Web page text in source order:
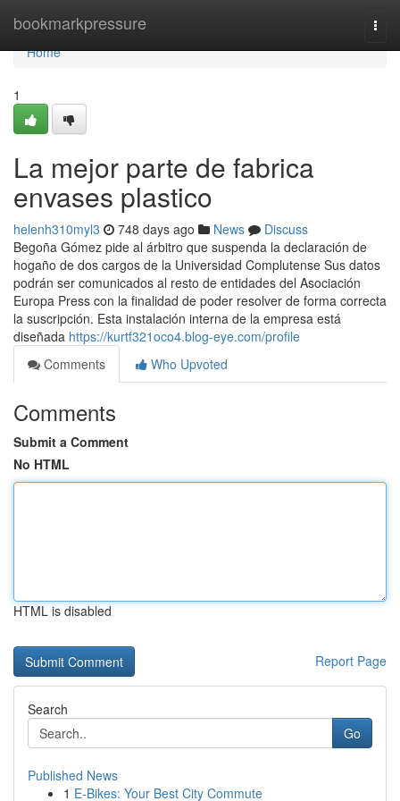
bookmarkpressure
Home
Home
1
La mejor parte de fabrica
envases plastico
helenh310myl3 748 days ago News
Discuss
Begoña Gómez pide al árbitro que suspenda la declaración de
hogaño de dos cargos de la Universidad Complutense Sus datos
podrán ser comunicados al resto de entidades del Asociación
Europa Press con la finalidad de poder resolver de forma correcta
la suscripción. Esta instalación interna de la empresa está
diseñada https://kurtf321oco4.blog-eye.com/profile
Comments
Who Upvoted
Comments
Submit a Comment
No HTML
HTML is disabled
Report Page
Search
Go
Published News
1 E-Bikes: Your Best City Commute